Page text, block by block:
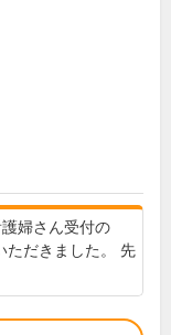
婦さん受付の
ただきました。 先